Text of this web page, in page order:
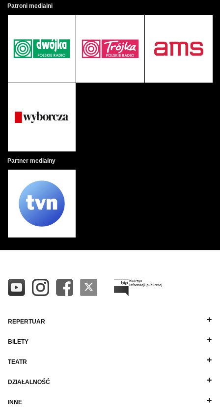
Patroni medialni
Partner medialny
REPERTUAR
BILETY
TEATR
DZIAŁALNOŚĆ
INNE